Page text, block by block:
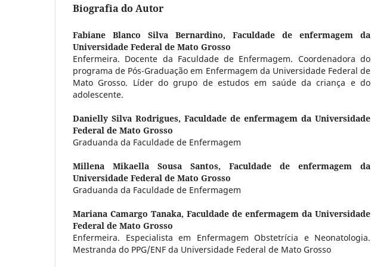
Biografia do Autor
Fabiane Blanco Silva Bernardino, Faculdade de enfermagem da
Universidade Federal de Mato Grosso
Enfermeira. Docente da Faculdade de Enfermagem. Coordenadora do
programa de Pós-Graduação em Enfermagem da Universidade Federal de
Mato Grosso. Líder do grupo de estudos em saúde da criança e do
adolescente.
Danielly Silva Rodrigues, Faculdade de enfermagem da Universidade
Federal de Mato Grosso
Graduanda da Faculdade de Enfermagem
Millena Mikaella Sousa Santos, Faculdade de enfermagem da
Universidade Federal de Mato Grosso
Graduanda da Faculdade de Enfermagem
Mariana Camargo Tanaka, Faculdade de enfermagem da Universidade
Federal de Mato Grosso
Enfermeira. Especialista em Enfermagem Obstetrícia e Neonatologia.
Mestranda do PPG/ENF da Universidade Federal de Mato Grosso